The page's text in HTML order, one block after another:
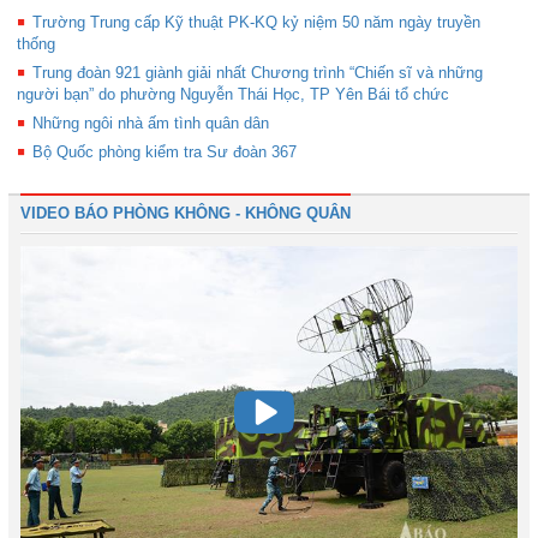
Trường Trung cấp Kỹ thuật PK-KQ kỷ niệm 50 năm ngày truyền
thống
Trung đoàn 921 giành giải nhất Chương trình “Chiến sĩ và những
người bạn” do phường Nguyễn Thái Học, TP Yên Bái tổ chức
Những ngôi nhà ấm tình quân dân
Bộ Quốc phòng kiểm tra Sư đoàn 367
VIDEO BÁO PHÒNG KHÔNG - KHÔNG QUÂN